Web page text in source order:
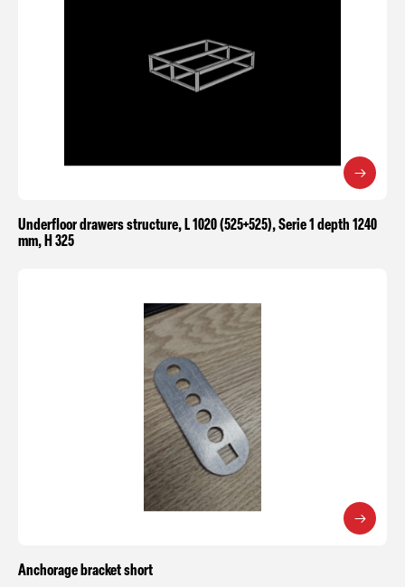
Underfloor drawers structure, L 1020 (525+525), Serie 1 depth 1240
mm, H 325
Anchorage bracket short